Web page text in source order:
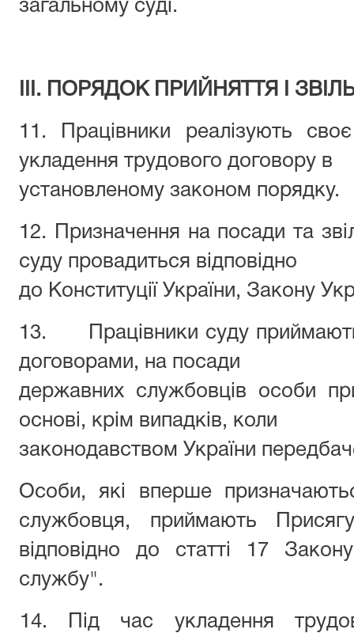
загальному
III. ПОРЯДОК ПРИЙНЯТТЯ І
11. Працівники реалізують
укладення трудового договору в
установленому законом порядку.
12. Призначення на посади та
суду провадиться відповідно
до Конституції України, Закону
13. Працівники суду
договорами, на посади
державних службовців особи
основі, крім випадків, коли
законодавством України
Особи, які вперше
службовця, приймають
відповідно до статті 17
службу".
14. Під час укладення